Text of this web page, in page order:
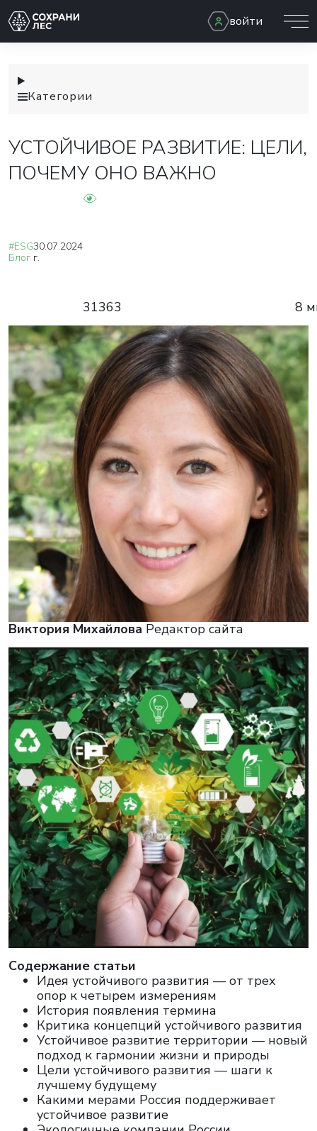
войти
Категории
УСТОЙЧИВОЕ РАЗВИТИЕ: ЦЕЛИ,
ПОЧЕМУ ОНО ВАЖНО
#ESG
Блог
30.07.2024
г.
31363 8
Виктория Михайлова Редактор сайта
Cодержание статьи
Идея устойчивого развития — от трех
опор к четырем измерениям
История появления термина
Критика концепций устойчивого развития
Устойчивое развитие территории — новый
подход к гармонии жизни и природы
Цели устойчивого развития — шаги к
лучшему будущему
Какими мерами Россия поддерживает
устойчивое развитие